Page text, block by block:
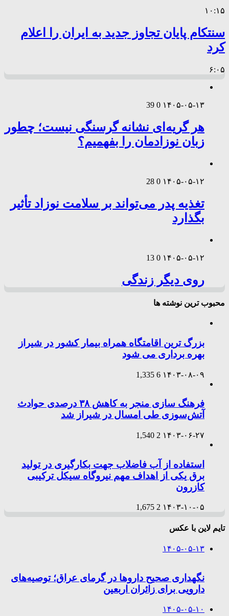
۱۰:۱۵
سنتکام پایان تجاوز جدید به ایران را اعلام
کرد
۶:۰۵
۱۴۰۵-۰۵-۱۳ 0
39
هر گریه‌ای نشانه گرسنگی نیست؛ چطور
زبان نوزادمان را بفهمیم؟
۱۴۰۵-۰۵-۱۲ 0
28
تغذیه پدر می‌تواند بر سلامت نوزاد تأثیر
بگذارد
۱۴۰۵-۰۵-۱۲ 0
13
روی دیگر زندگی
محبوب ترین نوشته ها
بزرگ ترین اقامتگاه همراه بیمار کشور در شیراز
بهره برداری می شود
۱۴۰۳-۰۸-۰۹ 6
1,335
فرهنگ سازی منجر به کاهش ۳۸ درصدی حوادث
آتش‌سوزی طی امسال در شیراز شد
۱۴۰۳-۰۶-۲۷ 2
1,540
استفاده از آب فاضلاب جهت بکارگیری در تولید
برق یکی از اهداف مهم نیروگاه سیکل ترکیبی
کازرون
۱۴۰۳-۱۰-۰۵ 2
1,675
تایم لاین با عکس
۱۴۰۵-۰۵-۱۳
نگهداری صحیح داروها در گرمای عراق؛ توصیه‌های
دارویی برای زائران اربعین
۱۴۰۵-۰۵-۱۰